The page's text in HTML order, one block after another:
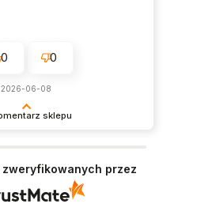
sklepu
0 0
2026-06-08
przez